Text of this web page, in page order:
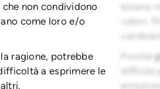
non condividono
come loro e/o
ragione, potrebbe
a esprimere le
essere
valori.
Poiché